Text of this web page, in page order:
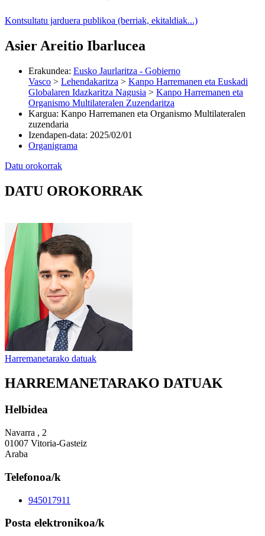
Kontsultatu jarduera publikoa (berriak, ekitaldiak...)
Asier Areitio Ibarlucea
Erakundea: Eusko Jaurlaritza - Gobierno
Vasco > Lehendakaritza > Kanpo Harremanen eta Euskadi
Globalaren Idazkaritza Nagusia > Kanpo Harremanen eta
Organismo Multilateralen Zuzendaritza
Kargua: Kanpo Harremanen eta Organismo Multilateralen
zuzendaria
Izendapen-data: 2025/02/01
Organigrama
Datu orokorrak
DATU OROKORRAK
Harremanetarako datuak
HARREMANETARAKO DATUAK
Helbidea
Navarra , 2
01007 Vitoria-Gasteiz
Araba
Telefonoa/k
945017911
Posta elektronikoa/k